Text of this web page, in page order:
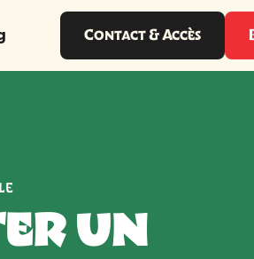
Contact & Accès
un